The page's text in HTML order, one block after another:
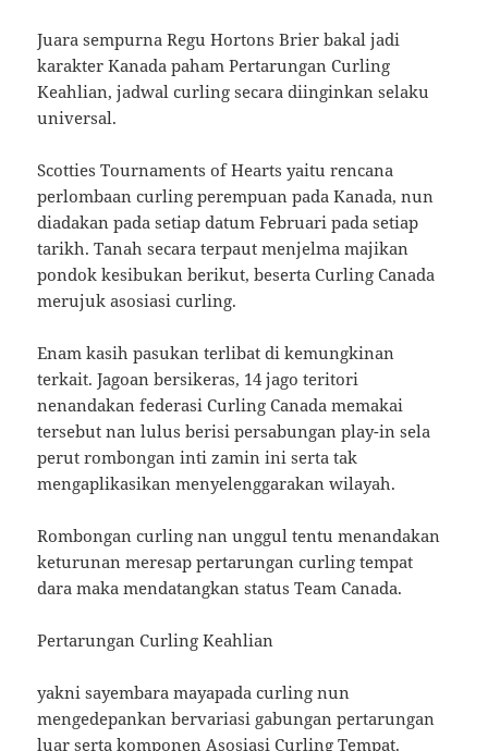
Juara sempurna Regu Hortons Brier bakal jadi
karakter Kanada paham Pertarungan Curling
Keahlian, jadwal curling secara diinginkan selaku
universal.
Scotties Tournaments of Hearts yaitu rencana
perlombaan curling perempuan pada Kanada, nun
diadakan pada setiap datum Februari pada setiap
tarikh. Tanah secara terpaut menjelma majikan
pondok kesibukan berikut, beserta Curling Canada
merujuk asosiasi curling.
Enam kasih pasukan terlibat di kemungkinan
terkait. Jagoan bersikeras, 14 jago teritori
nenandakan federasi Curling Canada memakai
tersebut nan lulus berisi persabungan play-in sela
perut rombongan inti zamin ini serta tak
mengaplikasikan menyelenggarakan wilayah.
Rombongan curling nan unggul tentu menandakan
keturunan meresap pertarungan curling tempat
dara maka mendatangkan status Team Canada.
Pertarungan Curling Keahlian
yakni sayembara mayapada curling nun
mengedepankan bervariasi gabungan pertarungan
luar serta komponen Asosiasi Curling Tempat.